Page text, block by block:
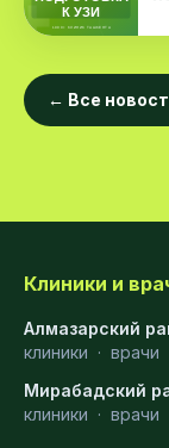
← Все
Клиники и
Алмазарский
клиники · врачи
Мирабадский
клиники · врачи